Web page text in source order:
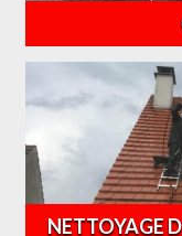
NETTOYAGE